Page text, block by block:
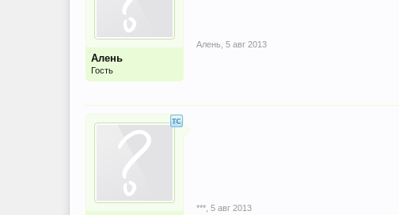
Алень
Гость
Алень 5 авг 2013
*** 5 авг 2013